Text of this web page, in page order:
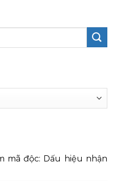
mã độc: Dấu hiệu nhận